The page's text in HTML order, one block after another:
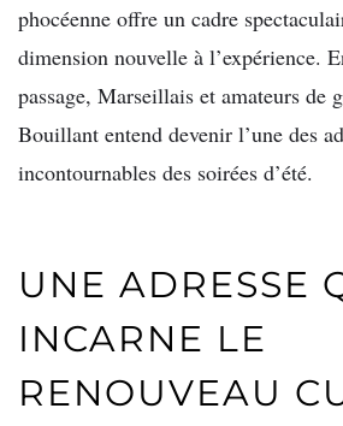
phocéenne offre un cadre
dimension nouvelle à l’expérience.
passage, Marseillais et amateurs de
Bouillant entend devenir l’une des
incontournables des soirées d’été.
UNE ADRESSE
INCARNE LE
RENOUVEAU